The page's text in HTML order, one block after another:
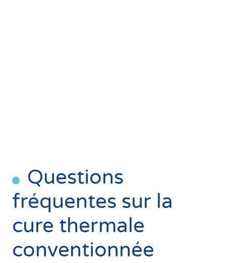
Questions
fréquentes sur la
cure thermale
conventionnée